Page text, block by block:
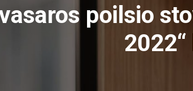
poilsio